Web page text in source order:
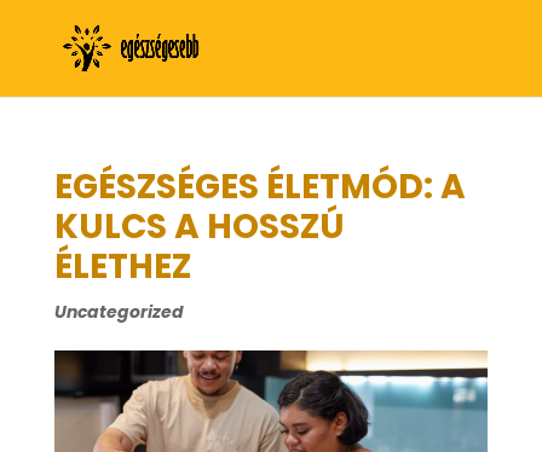
EGÉSZSÉGES ÉLETMÓD: A
KULCS A HOSSZÚ
ÉLETHEZ
Uncategorized